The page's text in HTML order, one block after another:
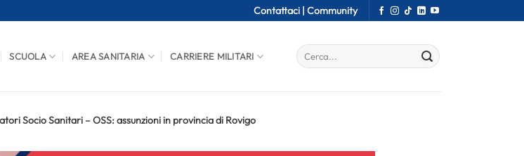
Contattaci | Community
SCUOLA AREA SANITARIA CARRIERE MILITARI
Socio Sanitari – OSS: assunzioni in provincia di Rovigo